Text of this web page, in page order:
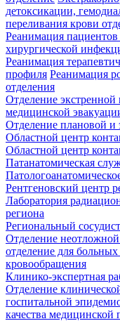
детоксикации,
переливания крови
Реанимация пациентов
хирургической
Реанимация
профиля Реанимация
отделения
Отделение
медицинской
Отделение плановой и
Областной центр
Областной центр
Патанатомическая
Рентгеновский центр
Лаборатория
региона
Региональный
Отделение
отделение для
кровообращения
Клинико-экспертная
Отделение
госпитальной
качества